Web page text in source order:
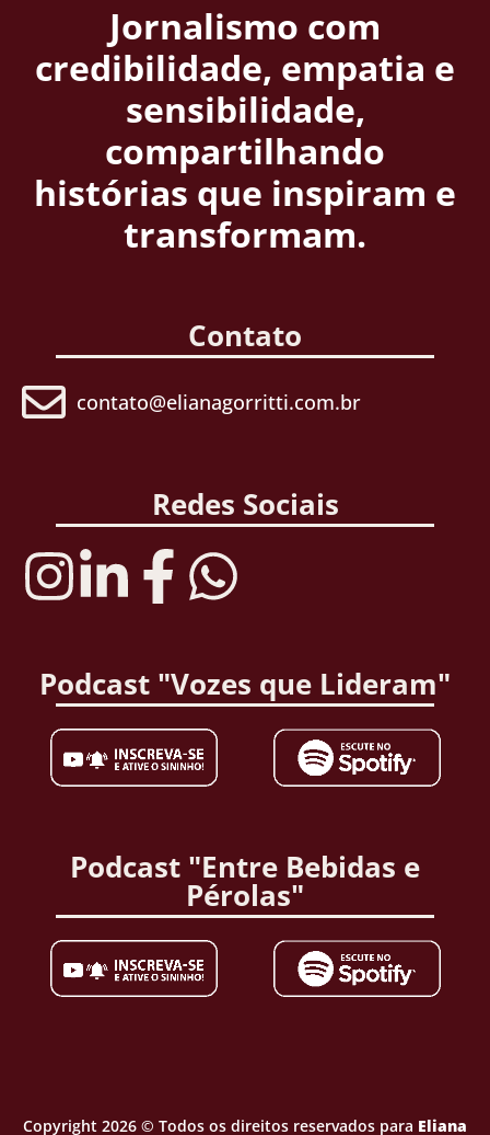
Jornalismo com
credibilidade, empatia e
sensibilidade,
compartilhando
histórias que inspiram e
transformam.
Contato
contato@elianagorritti.com.br
Redes Sociais
Podcast "Vozes que Lideram"
Podcast "Entre Bebidas e
Pérolas"
Copyright 2026 © Todos os direitos reservados para Eliana